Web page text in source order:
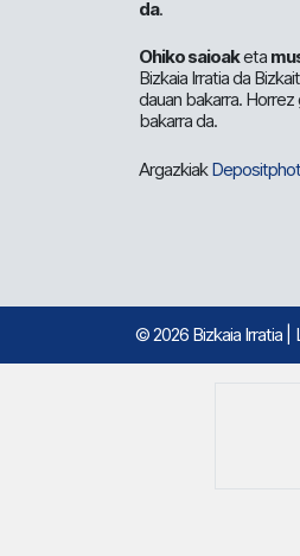
da.
Ohiko saioaketa
Bizkaia Irratia da
dauan bakarra.
bakarra da.
Argazkiak
© 2026 Bizkaia Irratia